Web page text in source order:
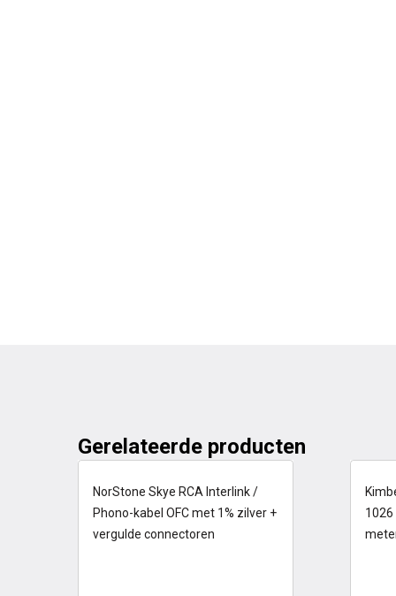
Gerelateerde producten
op voorraad
NorStone Skye RCA Interlink /
Phono-kabel OFC met 1% zilver +
vergulde connectoren
1026